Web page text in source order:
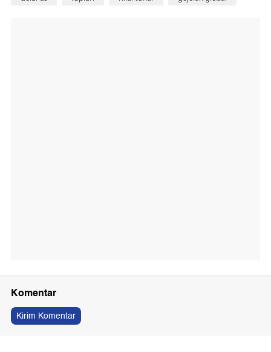
Komentar
Kirim Komentar